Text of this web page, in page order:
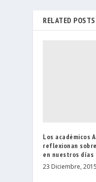
RELATED POSTS
Los académicos
reflexionan
en nuestros días
23 Diciembre, 2015